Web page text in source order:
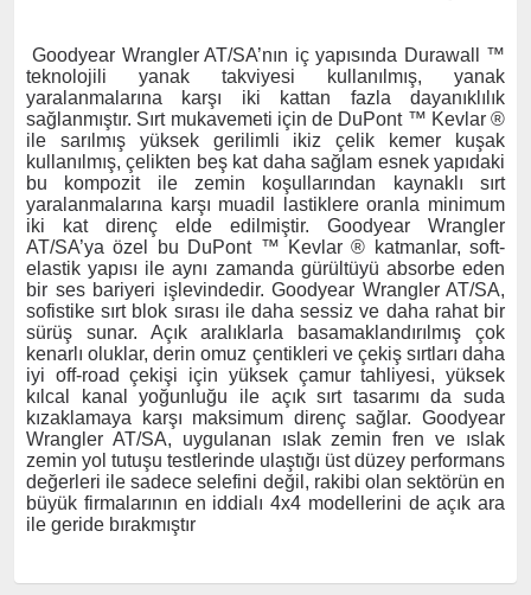
Goodyear Wrangler AT/SA’nın iç yapısında Durawall ™
teknolojili yanak takviyesi kullanılmış, yanak
yaralanmalarına karşı iki kattan fazla dayanıklılık
sağlanmıştır. Sırt mukavemeti için de DuPont ™ Kevlar ®
ile sarılmış yüksek gerilimli ikiz çelik kemer kuşak
kullanılmış, çelikten beş kat daha sağlam esnek yapıdaki
bu kompozit ile zemin koşullarından kaynaklı sırt
yaralanmalarına karşı muadil lastiklere oranla minimum
iki kat direnç elde edilmiştir. Goodyear Wrangler
AT/SA’ya özel bu DuPont ™ Kevlar ® katmanlar, soft-
elastik yapısı ile aynı zamanda gürültüyü absorbe eden
bir ses bariyeri işlevindedir. Goodyear Wrangler AT/SA,
sofistike sırt blok sırası ile daha sessiz ve daha rahat bir
sürüş sunar. Açık aralıklarla basamaklandırılmış çok
kenarlı oluklar, derin omuz çentikleri ve çekiş sırtları daha
iyi off-road çekişi için yüksek çamur tahliyesi, yüksek
kılcal kanal yoğunluğu ile açık sırt tasarımı da suda
kızaklamaya karşı maksimum direnç sağlar. Goodyear
Wrangler AT/SA, uygulanan ıslak zemin fren ve ıslak
zemin yol tutuşu testlerinde ulaştığı üst düzey performans
değerleri ile sadece selefini değil, rakibi olan sektörün en
büyük firmalarının en iddialı 4x4 modellerini de açık ara
ile geride bırakmıştır